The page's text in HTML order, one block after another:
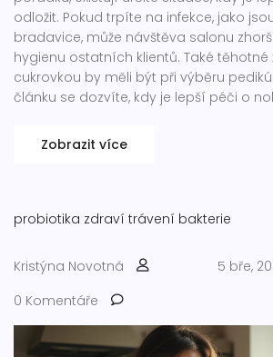
odložit. Pokud trpíte na infekce, jako
bradavice, může návštěva salonu
hygienu ostatních klientů. Také těhotné
cukrovkou by měli být při výběru
článku se dozvíte, kdy je lepší péči o
Zobrazit více
probiotika zdraví trávení bakterie
Kristýna Novotná
5 bře,
0 Komentáře